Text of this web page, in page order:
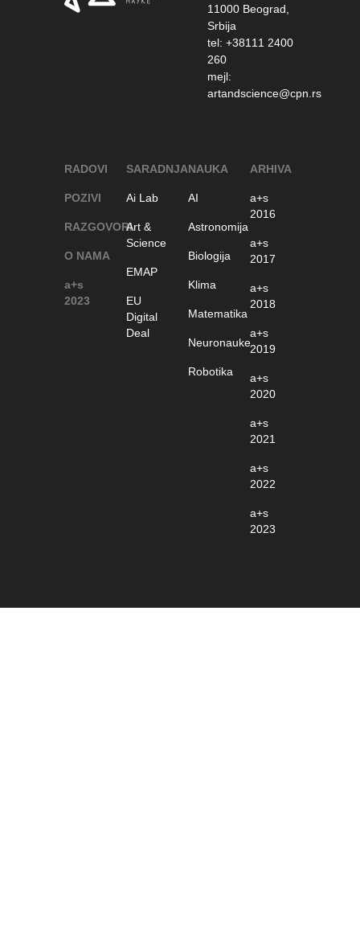
11000 Beograd,
Srbija
tel: +38111 2400
260
mejl:
artandscience@cpn.rs
RADOVI
POZIVI
RAZGOVORI
O NAMA
a+s
2023
SARADNJA
Ai Lab
Art &
Science
EMAP
EU
Digital
Deal
NAUKA
AI
Astronomija
Biologija
Klima
Matematika
Neuronauke
Robotika
ARHIVA
a+s
2016
a+s
2017
a+s
2018
a+s
2019
a+s
2020
a+s
2021
a+s
2022
a+s
2023